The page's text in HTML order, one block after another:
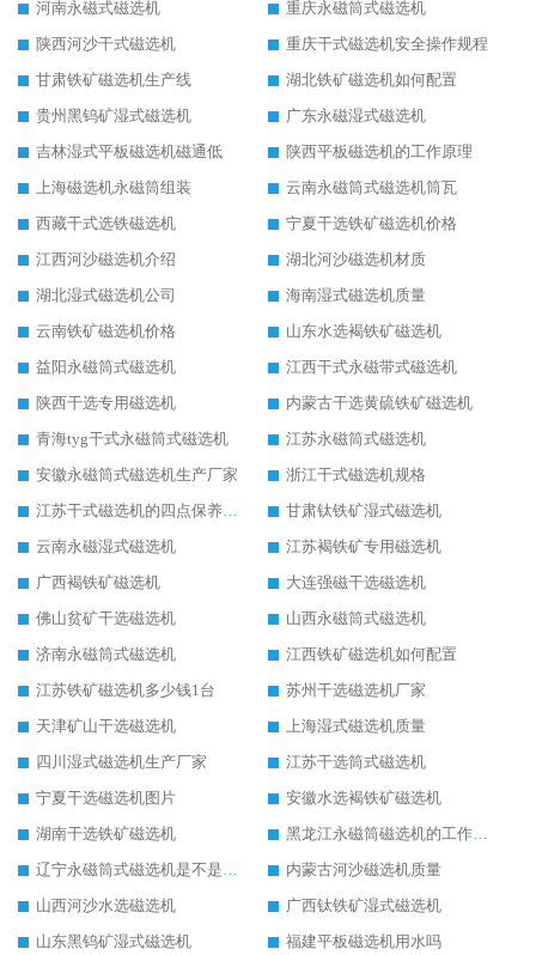
河南永磁式磁选机
重庆永磁筒式磁选机
陕西河沙干式磁选机
重庆干式磁选机安全操作规程
甘肃铁矿磁选机生产线
湖北铁矿磁选机如何配置
贵州黑钨矿湿式磁选机
广东永磁湿式磁选机
吉林湿式平板磁选机磁通低
陕西平板磁选机的工作原理
上海磁选机永磁筒组装
云南永磁筒式磁选机筒瓦
西藏干式选铁磁选机
宁夏干选铁矿磁选机价格
江西河沙磁选机介绍
湖北河沙磁选机材质
湖北湿式磁选机公司
海南湿式磁选机质量
云南铁矿磁选机价格
山东水选褐铁矿磁选机
益阳永磁筒式磁选机
江西干式永磁带式磁选机
陕西干选专用磁选机
内蒙古干选黄硫铁矿磁选机
青海tyg干式永磁筒式磁选机
江苏永磁筒式磁选机
安徽永磁筒式磁选机生产厂家
浙江干式磁选机规格
江苏干式磁选机的四点保养秘籍
甘肃钛铁矿湿式磁选机
云南永磁湿式磁选机
江苏褐铁矿专用磁选机
广西褐铁矿磁选机
大连强磁干选磁选机
佛山贫矿干选磁选机
山西永磁筒式磁选机
济南永磁筒式磁选机
江西铁矿磁选机如何配置
江苏铁矿磁选机多少钱1台
苏州干选磁选机厂家
天津矿山干选磁选机
上海湿式磁选机质量
四川湿式磁选机生产厂家
江苏干选筒式磁选机
宁夏干选磁选机图片
安徽水选褐铁矿磁选机
湖南干选铁矿磁选机
黑龙江永磁筒磁选机的工作原理
辽宁永磁筒式磁选机是不是强磁
内蒙古河沙磁选机质量
山西河沙水选磁选机
广西钛铁矿湿式磁选机
山东黑钨矿湿式磁选机
福建平板磁选机用水吗